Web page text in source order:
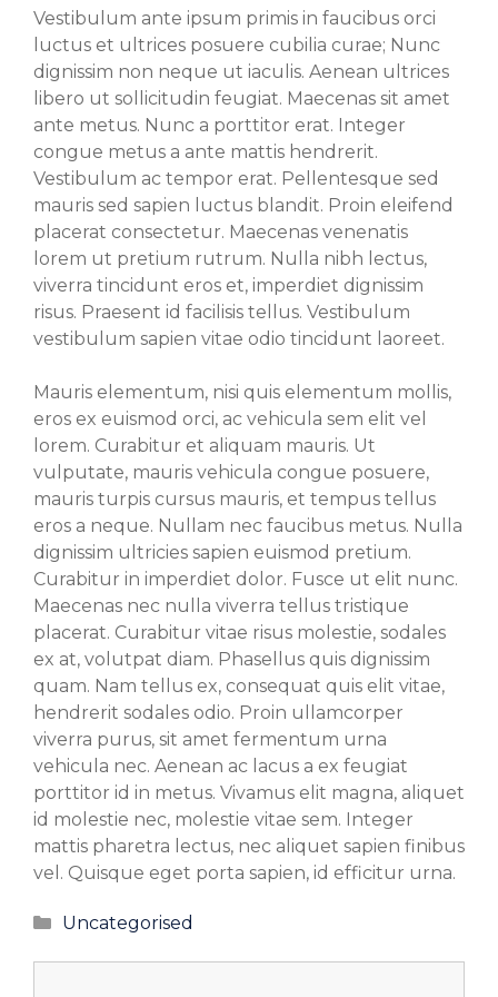
Vestibulum ante ipsum primis in faucibus orci
luctus et ultrices posuere cubilia curae; Nunc
dignissim non neque ut iaculis. Aenean ultrices
libero ut sollicitudin feugiat. Maecenas sit amet
ante metus. Nunc a porttitor erat. Integer
congue metus a ante mattis hendrerit.
Vestibulum ac tempor erat. Pellentesque sed
mauris sed sapien luctus blandit. Proin eleifend
placerat consectetur. Maecenas venenatis
lorem ut pretium rutrum. Nulla nibh lectus,
viverra tincidunt eros et, imperdiet dignissim
risus. Praesent id facilisis tellus. Vestibulum
vestibulum sapien vitae odio tincidunt laoreet.
Mauris elementum, nisi quis elementum mollis,
eros ex euismod orci, ac vehicula sem elit vel
lorem. Curabitur et aliquam mauris. Ut
vulputate, mauris vehicula congue posuere,
mauris turpis cursus mauris, et tempus tellus
eros a neque. Nullam nec faucibus metus. Nulla
dignissim ultricies sapien euismod pretium.
Curabitur in imperdiet dolor. Fusce ut elit nunc.
Maecenas nec nulla viverra tellus tristique
placerat. Curabitur vitae risus molestie, sodales
ex at, volutpat diam. Phasellus quis dignissim
quam. Nam tellus ex, consequat quis elit vitae,
hendrerit sodales odio. Proin ullamcorper
viverra purus, sit amet fermentum urna
vehicula nec. Aenean ac lacus a ex feugiat
porttitor id in metus. Vivamus elit magna, aliquet
id molestie nec, molestie vitae sem. Integer
mattis pharetra lectus, nec aliquet sapien finibus
vel. Quisque eget porta sapien, id efficitur urna.
Categorías
Uncategorised